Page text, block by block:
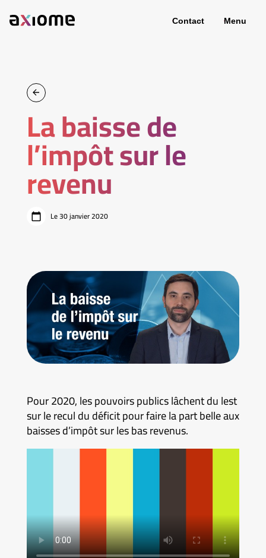
Contact Menu
La baisse de
l’impôt sur le
revenu
Le 30 janvier 2020
Pour 2020, les pouvoirs publics lâchent du lest
sur le recul du déficit pour faire la part belle aux
baisses d’impôt sur les bas revenus.